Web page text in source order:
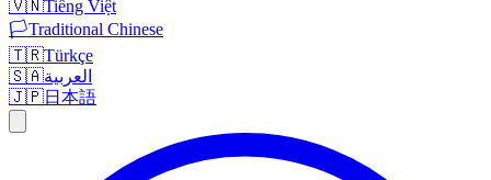
🇻🇳Tiếng Việt
🏳️Traditional Chinese
🇹🇷Türkçe
🇸🇦العربية
🇯🇵日本語